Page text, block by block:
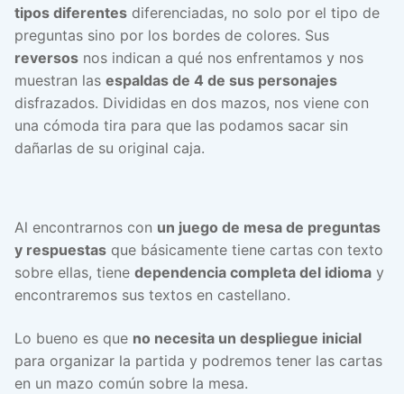
tipos diferentes diferenciadas, no solo por el tipo de
preguntas sino por los bordes de colores. Sus
reversos nos indican a qué nos enfrentamos y nos
muestran las espaldas de 4 de sus personajes
disfrazados. Divididas en dos mazos, nos viene con
una cómoda tira para que las podamos sacar sin
dañarlas de su original caja.
Al encontrarnos con un juego de mesa de preguntas
y respuestas que básicamente tiene cartas con texto
sobre ellas, tiene dependencia completa del idioma y
encontraremos sus textos en castellano.
Lo bueno es que no necesita un despliegue inicial
para organizar la partida y podremos tener las cartas
en un mazo común sobre la mesa.